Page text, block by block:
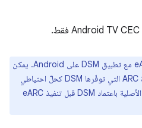
لا تتوافق ميزة eARC Rx مع تطبيق DSM على Android. يمكن
لمصنّعي الأجهزة الأصلية استخدام ميزة ARC التي توفّرها DSM كحلّ احتياطي
لتنفيذ eARC. ننصح مصنّعي المعدات الأصلية باعتماد DSM قبل تنفيذ eARC